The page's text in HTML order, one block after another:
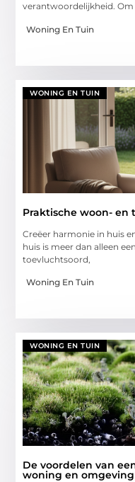
verantwoordelijkheid.
Woning En Tuin
WONING EN TUIN
Praktische woon- en
Creëer harmonie in huis
huis is meer dan alleen
toevluchtsoord,
Woning En Tuin
WONING EN TUIN
De voordelen van
woning en omgeving